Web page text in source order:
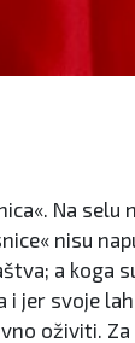
Na selu
nisu
a koga
i jer svoje
oživiti. Za